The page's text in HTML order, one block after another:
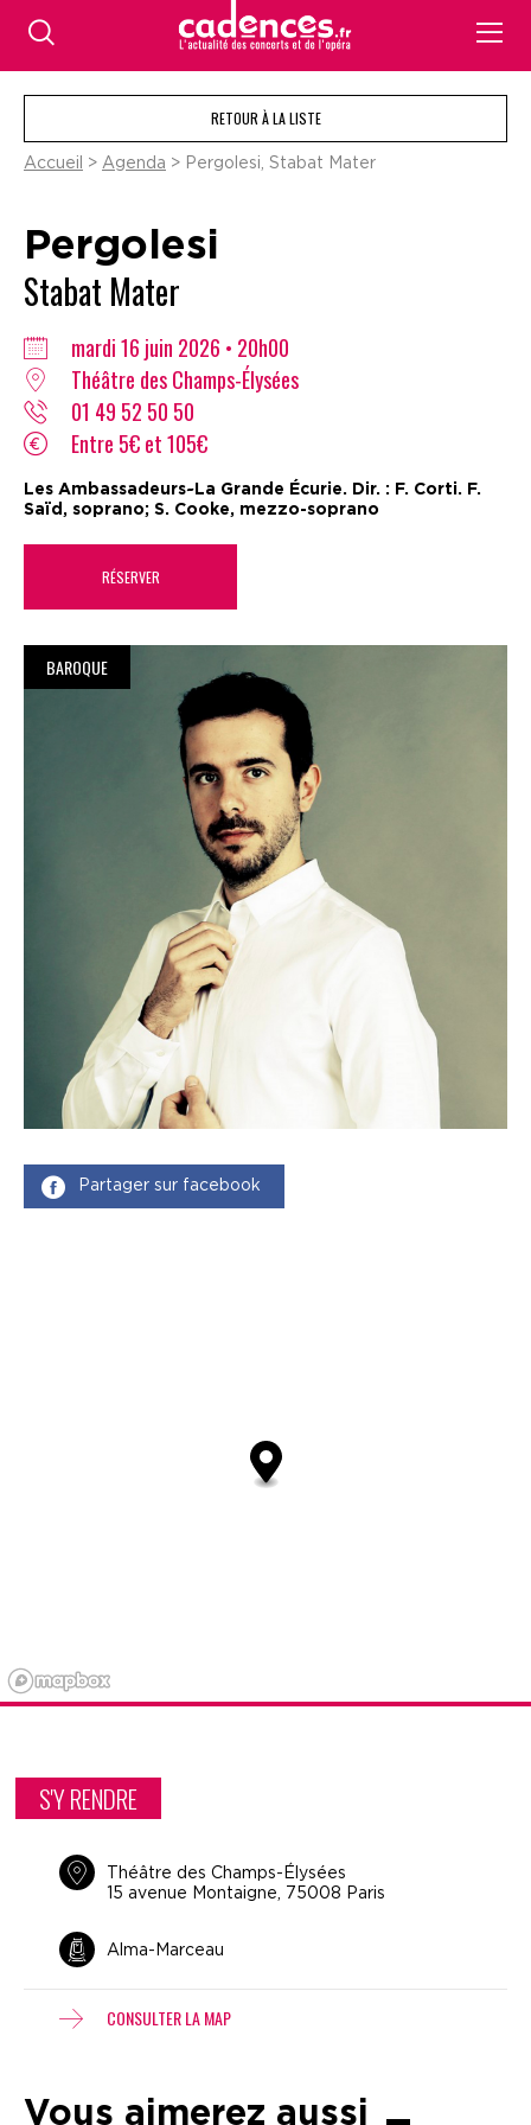
RETOUR À LA LISTE
Accueil > Agenda > Pergolesi, Stabat Mater
Pergolesi
Stabat Mater
mardi 16 juin 2026 • 20h00
Théâtre des Champs-Élysées
01 49 52 50 50
Entre 5€ et 105€
Les Ambassadeurs~La Grande Écurie. Dir. : F. Corti. F.
Saïd, soprano; S. Cooke, mezzo-soprano
RÉSERVER
BAROQUE
Partager sur facebook
S'Y RENDRE
Théâtre des Champs-Élysées
15 avenue Montaigne, 75008 Paris
Alma-Marceau
CONSULTER LA MAP
Vous aimerez aussi